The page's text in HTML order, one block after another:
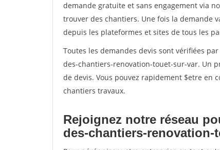
demande gratuite et sans engagement via
trouver des chantiers. Une fois la demande
depuis les plateformes et sites de tous les
Toutes les demandes devis sont vérifiées
des-chantiers-renovation-touet-sur-var. Un
de devis. Vous pouvez rapidement $etre en
chantiers travaux.
Rejoignez notre réseau
des-chantiers-renovation-